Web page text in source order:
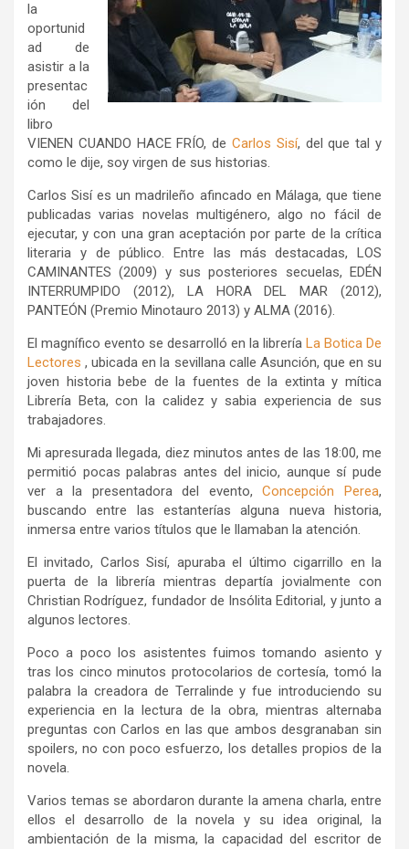
la
oportunid
ad de
asistir a la
presentac
ión del
libro
VIENEN CUANDO HACE FRÍO, de Carlos Sisí, del que tal y
como le dije, soy virgen de sus historias.
Carlos Sisí es un madrileño afincado en Málaga, que tiene
publicadas varias novelas multigénero, algo no fácil de
ejecutar, y con una gran aceptación por parte de la crítica
literaria y de público. Entre las más destacadas, LOS
CAMINANTES (2009) y sus posteriores secuelas, EDÉN
INTERRUMPIDO (2012), LA HORA DEL MAR (2012),
PANTEÓN (Premio Minotauro 2013) y ALMA (2016).
El magnífico evento se desarrolló en la librería La Botica De
Lectores , ubicada en la sevillana calle Asunción, que en su
joven historia bebe de la fuentes de la extinta y mítica
Librería Beta, con la calidez y sabia experiencia de sus
trabajadores.
Mi apresurada llegada, diez minutos antes de las 18:00, me
permitió pocas palabras antes del inicio, aunque sí pude
ver a la presentadora del evento,Concepción Perea,
buscando entre las estanterías alguna nueva historia,
inmersa entre varios títulos que le llamaban la atención.
El invitado, Carlos Sisí, apuraba el último cigarrillo en la
puerta de la librería mientras departía jovialmente con
Christian Rodríguez, fundador de Insólita Editorial, y junto a
algunos lectores.
Poco a poco los asistentes fuimos tomando asiento y
tras los cinco minutos protocolarios de cortesía, tomó la
palabra la creadora de Terralinde y fue introduciendo su
experiencia en la lectura de la obra, mientras alternaba
preguntas con Carlos en las que ambos desgranaban sin
spoilers, no con poco esfuerzo, los detalles propios de la
novela.
Varios temas se abordaron durante la amena charla, entre
ellos el desarrollo de la novela y su idea original, la
ambientación de la misma, la capacidad del escritor de